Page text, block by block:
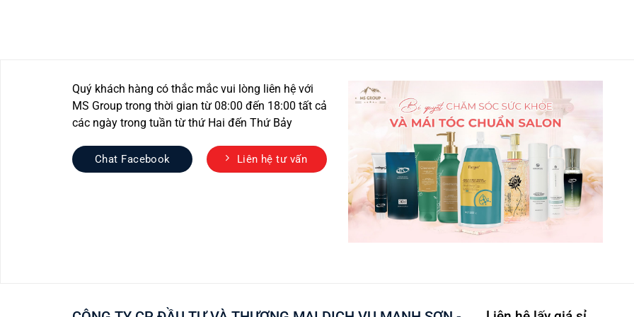
Quý khách hàng có thắc mắc vui lòng liên hệ với
MS Group trong thời gian từ 08:00 đến 18:00 tất cả
các ngày trong tuần từ thứ Hai đến Thứ Bảy
Chat Facebook Liên hệ tư vấn